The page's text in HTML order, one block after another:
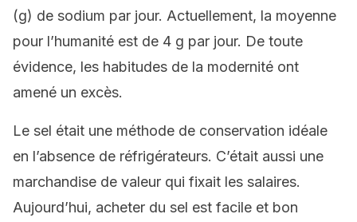
(g) de sodium par jour. Actuellement, la moyenne
pour l’humanité est de 4 g par jour. De toute
évidence, les habitudes de la modernité ont
amené un excès.
Le sel était une méthode de conservation idéale
en l’absence de réfrigérateurs. C’était aussi une
marchandise de valeur qui fixait les salaires.
Aujourd’hui, acheter du sel est facile et bon